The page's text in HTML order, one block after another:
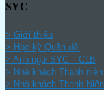
SYC
> Giới thiệu
> Học kỳ Quân đội
> Anh ngữ SYC – CLB
> Nhà khách Thanh
> Nhà khách Thanh